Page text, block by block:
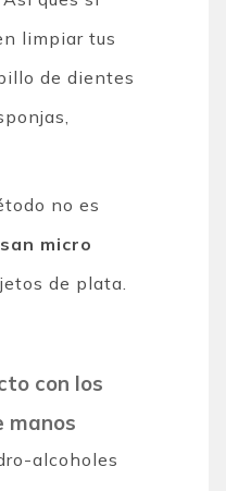
limpiar tus
de dientes
no es
micro
de plata.
con los
manos
alcoholes